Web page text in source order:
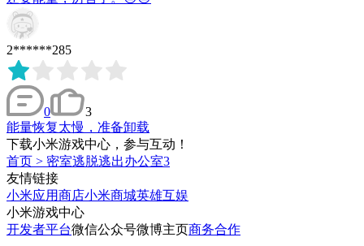
2******285
0
3
能量恢复太慢，准备卸载
下载小米游戏中心，参与互动！
首页 > 密室逃脱逃出办公室3
友情链接
小米应用商店小米商城英雄互娱
小米游戏中心
开发者平台微信公众号微博主页商务合作